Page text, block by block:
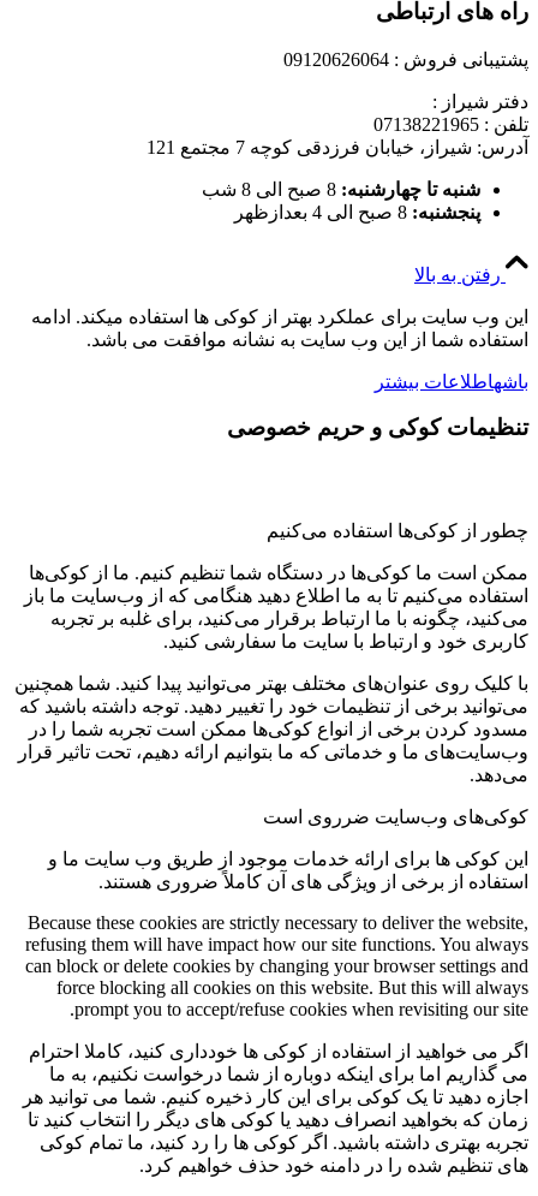
راه های ارتباطی
پشتیبانی فروش : 09120626064
دفتر شیراز :
تلفن : 07138221965
آدرس: شیراز، خیابان فرزدقی کوچه 7 مجتمع 121
شنبه تا چهارشنبه: 8 صبح الی 8 شب
پنجشنبه: 8 صبح الی 4 بعدازظهر
رفتن به بالا
این وب سایت برای عملکرد بهتر از کوکی ها استفاده میکند. ادامه
استفاده شما از این وب سایت به نشانه موافقت می باشد.
باشهاطلاعات بیشتر
تنظیمات کوکی و حریم خصوصی
چطور از کوکی‌ها استفاده می‌کنیم
ممکن است ما کوکی‌ها در دستگاه شما تنظیم کنیم. ما از کوکی‌ها
استفاده می‌کنیم تا به ما اطلاع دهید هنگامی که از وب‌سایت ما باز
می‌کنید، چگونه با ما ارتباط برقرار می‌کنید، برای غلبه بر تجربه
کاربری خود و ارتباط با سایت ما سفارشی کنید.
با کلیک روی عنوان‌های مختلف بهتر می‌توانید پیدا کنید. شما همچنین
می‌توانید برخی از تنظیمات خود را تغییر دهید. توجه داشته باشید که
مسدود کردن برخی از انواع کوکی‌ها ممکن است تجربه شما را در
وب‌سایت‌های ما و خدماتی که ما بتوانیم ارائه دهیم، تحت تاثیر قرار
می‌دهد.
کوکی‌های وب‌سایت ضرروی است
این کوکی ها برای ارائه خدمات موجود از طریق وب سایت ما و
استفاده از برخی از ویژگی های آن کاملاً ضروری هستند.
Because these cookies are strictly necessary to deliver the website,
refusing them will have impact how our site functions. You always
can block or delete cookies by changing your browser settings and
force blocking all cookies on this website. But this will always
prompt you to accept/refuse cookies when revisiting our site.
اگر می خواهید از استفاده از کوکی ها خودداری کنید، کاملا احترام
می گذاریم اما برای اینکه دوباره از شما درخواست نکنیم، به ما
اجازه دهید تا یک کوکی برای این کار ذخیره کنیم. شما می توانید هر
زمان که بخواهید انصراف دهید یا کوکی های دیگر را انتخاب کنید تا
تجربه بهتری داشته باشید. اگر کوکی ها را رد کنید، ما تمام کوکی
های تنظیم شده را در دامنه خود حذف خواهیم کرد.